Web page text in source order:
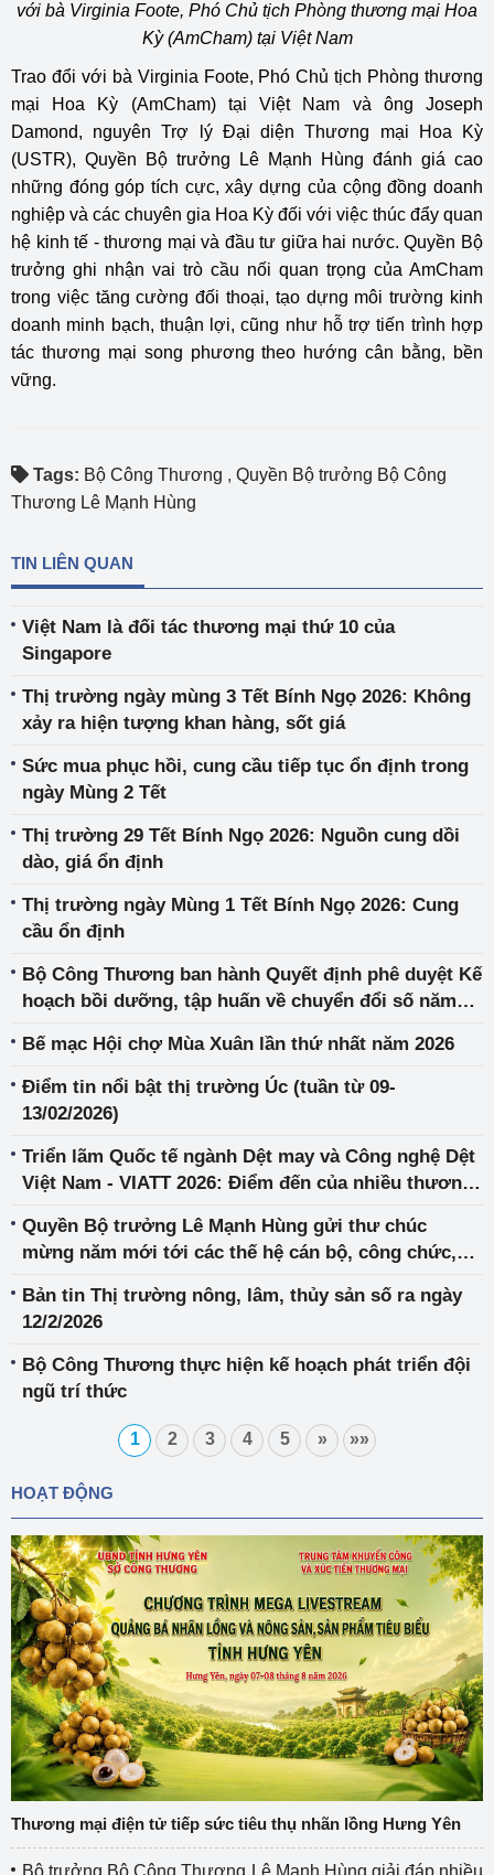
với bà Virginia Foote, Phó Chủ tịch Phòng thương mại Hoa
Kỳ (AmCham) tại Việt Nam
Trao đổi với bà Virginia Foote, Phó Chủ tịch Phòng thương
mại Hoa Kỳ (AmCham) tại Việt Nam và ông Joseph
Damond, nguyên Trợ lý Đại diện Thương mại Hoa Kỳ
(USTR), Quyền Bộ trưởng Lê Mạnh Hùng đánh giá cao
những đóng góp tích cực, xây dựng của cộng đồng doanh
nghiệp và các chuyên gia Hoa Kỳ đối với việc thúc đẩy quan
hệ kinh tế - thương mại và đầu tư giữa hai nước. Quyền Bộ
trưởng ghi nhận vai trò cầu nối quan trọng của AmCham
trong việc tăng cường đối thoại, tạo dựng môi trường kinh
doanh minh bạch, thuận lợi, cũng như hỗ trợ tiến trình hợp
tác thương mại song phương theo hướng cân bằng, bền
vững.
Tags: Bộ Công Thương , Quyền Bộ trưởng Bộ Công
Thương Lê Mạnh Hùng
TIN LIÊN QUAN
Việt Nam là đối tác thương mại thứ 10 của
Singapore
Thị trường ngày mùng 3 Tết Bính Ngọ 2026: Không
xảy ra hiện tượng khan hàng, sốt giá
Sức mua phục hồi, cung cầu tiếp tục ổn định trong
ngày Mùng 2 Tết
Thị trường 29 Tết Bính Ngọ 2026: Nguồn cung dồi
dào, giá ổn định
Thị trường ngày Mùng 1 Tết Bính Ngọ 2026: Cung
cầu ổn định
Bộ Công Thương ban hành Quyết định phê duyệt Kế
hoạch bồi dưỡng, tập huấn về chuyển đổi số năm
Bế mạc Hội chợ Mùa Xuân lần thứ nhất năm 2026
Điểm tin nổi bật thị trường Úc (tuần từ 09-
13/02/2026)
Triển lãm Quốc tế ngành Dệt may và Công nghệ Dệt
Việt Nam - VIATT 2026: Điểm đến của nhiều thương
Quyền Bộ trưởng Lê Mạnh Hùng gửi thư chúc
mừng năm mới tới các thế hệ cán bộ, công chức,
Bản tin Thị trường nông, lâm, thủy sản số ra ngày
12/2/2026
Bộ Công Thương thực hiện kế hoạch phát triển đội
ngũ trí thức
1 2 3 4 5 » »»
HOẠT ĐỘNG
Thương mại điện tử tiếp sức tiêu thụ nhãn lồng Hưng Yên
Bộ trưởng Bộ Công Thương Lê Mạnh Hùng giải đáp nhiều